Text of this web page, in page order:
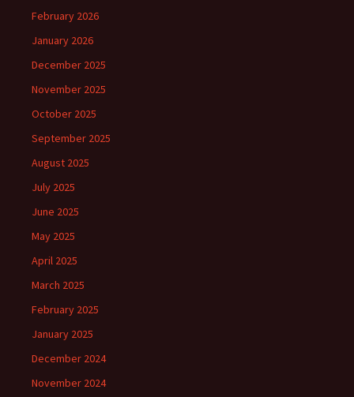
February 2026
January 2026
December 2025
November 2025
October 2025
September 2025
August 2025
July 2025
June 2025
May 2025
April 2025
March 2025
February 2025
January 2025
December 2024
November 2024